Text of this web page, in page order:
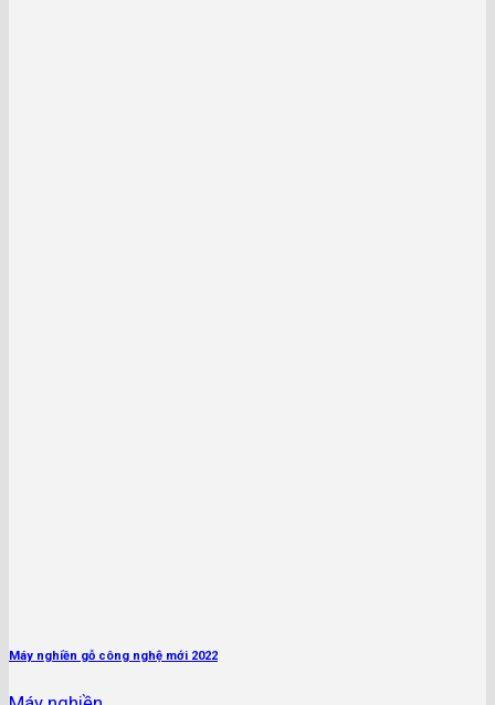
Máy nghiền gỗ công nghệ mới 2022